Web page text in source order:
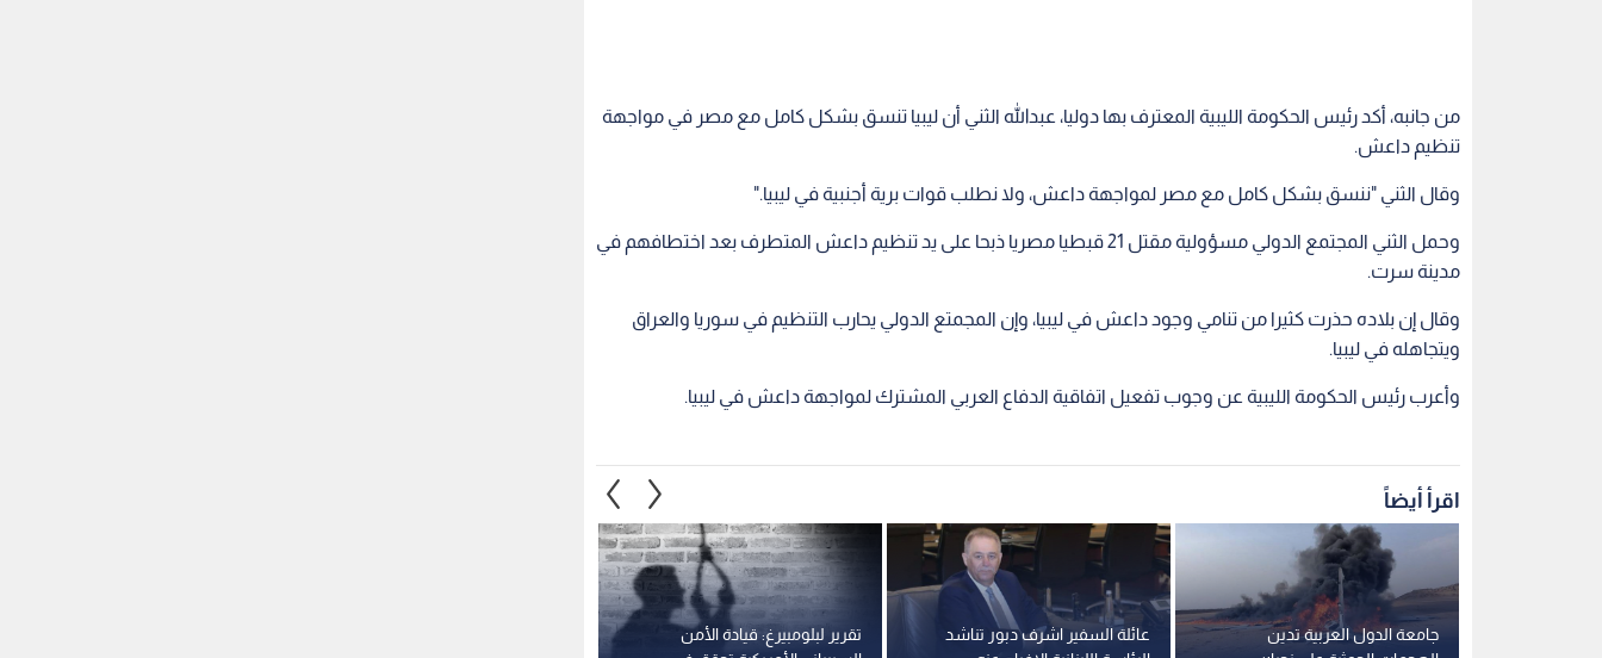
من جانبه، أكد رئيس الحكومة الليبية المعترف بها دوليا، عبدالله الثني أن ليبيا تنسق بشكل كامل مع مصر في مواجهة
تنظيم داعش.
وقال الثني "ننسق بشكل كامل مع مصر لمواجهة داعش، ولا نطلب قوات برية أجنبية في ليبيا."
وحمل الثني المجتمع الدولي مسؤولية مقتل 21 قبطيا مصريا ذبحا على يد تنظيم داعش المتطرف بعد اختطافهم في
مدينة سرت.
وقال إن بلاده حذرت كثيرا من تنامي وجود داعش في ليبيا، وإن المجمتع الدولي يحارب التنظيم في سوريا والعراق
ويتجاهله في ليبيا.
وأعرب رئيس الحكومة الليبية عن وجوب تفعيل اتفاقية الدفاع العربي المشترك لمواجهة داعش في ليبيا.
اقرأ أيضاً
تقرير لبلومبيرغ: قيادة الأمن
عائلة السفير اشرف دبور تناشد
جامعة الدول العربية تدين